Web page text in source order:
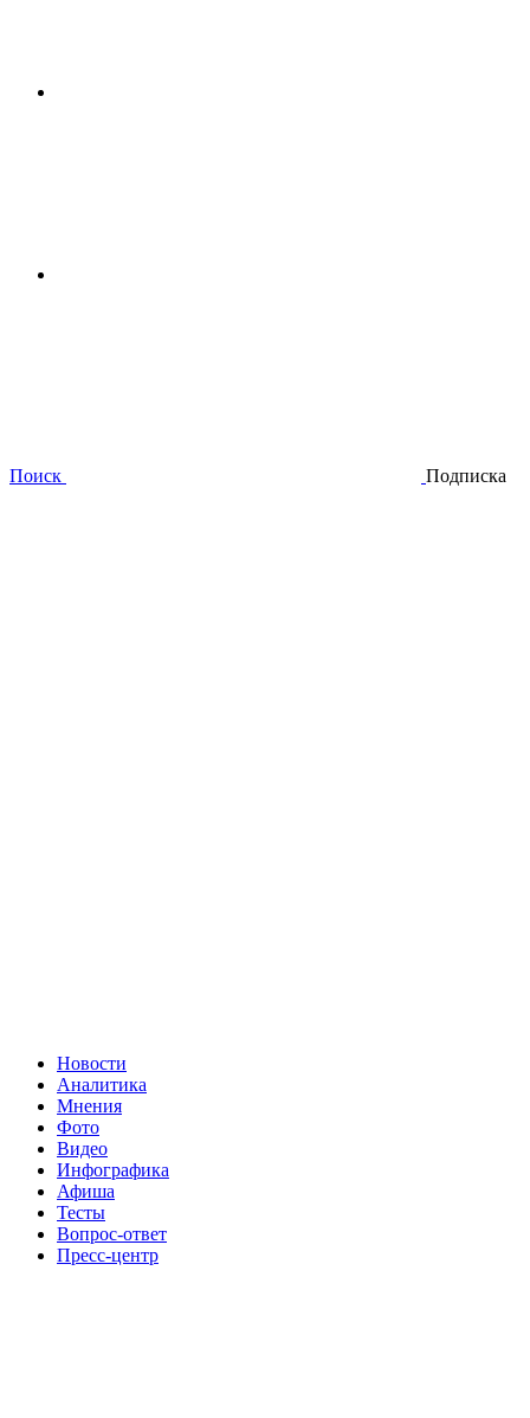
Поиск Подписка
Новости
Аналитика
Мнения
Фото
Видео
Инфографика
Афиша
Тесты
Вопрос-ответ
Пресс-центр